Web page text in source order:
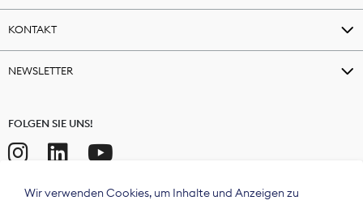
KONTAKT
NEWSLETTER
FOLGEN SIE UNS!
Wir verwenden Cookies, um Inhalte und Anzeigen zu